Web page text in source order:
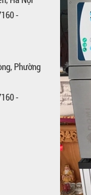
-
Phường
-